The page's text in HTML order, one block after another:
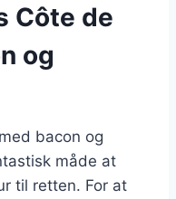
Côte de
og
bacon og
måde at
til retten. For at